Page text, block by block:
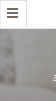
select wr_id,
= 0 and
by wr_datetime